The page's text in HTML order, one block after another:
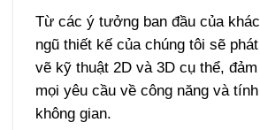
Từ các ý tưởng ban đầu của
ngũ thiết kế của chúng tôi sẽ
vẽ kỹ thuật 2D và 3D cụ thể,
mọi yêu cầu về công năng và
không gian.